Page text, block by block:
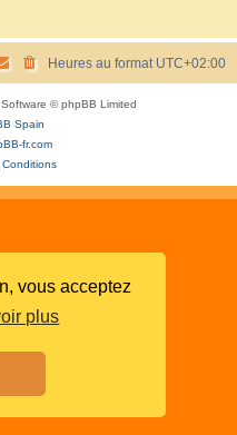
vous acceptez
plus
Heures au format UTC+02:00
© phpBB Limited
Spain
fr.com
Conditions